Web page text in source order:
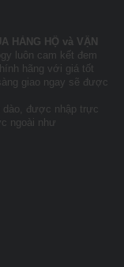
HÀNG HỘ và VẬN
luôn cam kết đem
hãng với giá tốt
giao ngay sẽ được
dào, được nhập trực
ngoài như